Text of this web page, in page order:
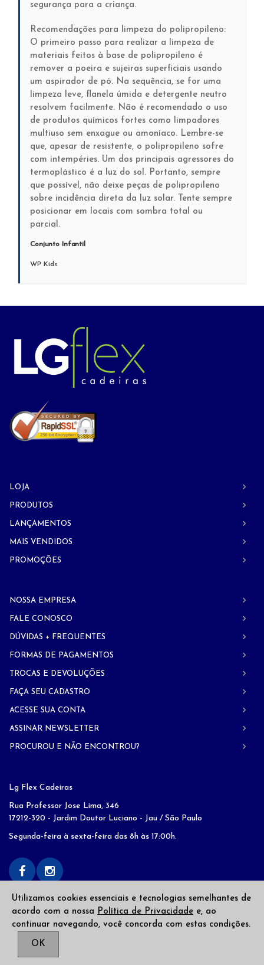
segurança para a criança.
Recomendações para limpeza do polipropileno:
O primeiro passo para realizar a limpeza de
materiais feitos à base de polipropileno é
remover a poeira e sujeiras superficiais usando
um aspirador de pó. Na sequência, se for uma
limpeza leve, flanela úmida e detergente neutro
resolvem facilmente. Não é recomendado o uso
de produtos químicos fortes como limpadores
multiuso sem enxague ou amoníaco. Lembre-se
que, apesar de resistente, o polipropileno sofre
com intempéries. Um dos principais agressores do
termoplástico é a luz do sol. Portanto, sempre
que possível, não deixe peças de polipropileno
sobre incidência direta da luz solar. Tente sempre
posicionar em locais com sombra total ou
parcial.
Conjunto Infantil
WP Kids
LOJA
PRODUTOS
LANÇAMENTOS
MAIS VENDIDOS
PROMOÇÕES
NOSSA EMPRESA
FALE CONOSCO
DÚVIDAS + FREQUENTES
FORMAS DE PAGAMENTOS
TROCAS E DEVOLUÇÕES
FAÇA SEU CADASTRO
ACESSE SUA CONTA
ASSINAR NEWSLETTER
PROCUROU E NÃO ENCONTROU?
Lg Flex Cadeiras
Rua Professor Jose Lima, 346
17212-320 - Jardim Doutor Luciano - Jau / São Paulo
Segunda-feira à sexta-feira das 8h às 17:00h.
Utilizamos cookies essenciais e tecnologias semelhantes de
acordo com a nossa Política de Privacidade e, ao
continuar navegando, você concorda com estas condições.
OK